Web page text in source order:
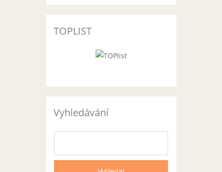
TOPLIST
Vyhledávání